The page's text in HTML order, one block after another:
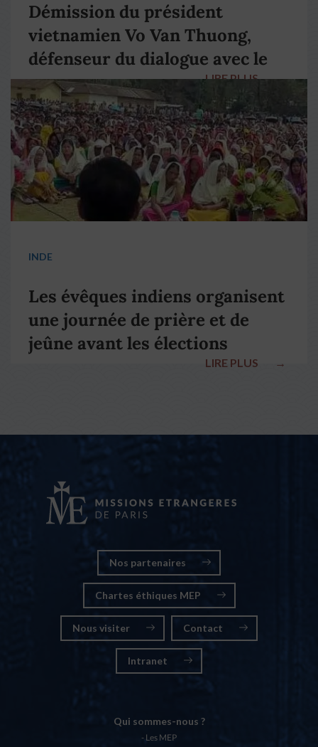
Démission du président
vietnamien Vo Van Thuong,
défenseur du dialogue avec le
pape François
LIRE PLUS →
INDE
Les évêques indiens organisent
une journée de prière et de
jeûne avant les élections
LIRE PLUS →
Nos partenaires
Chartes éthiques MEP
Nous visiter Contact
Intranet
Qui sommes-nous ?
Les MEP